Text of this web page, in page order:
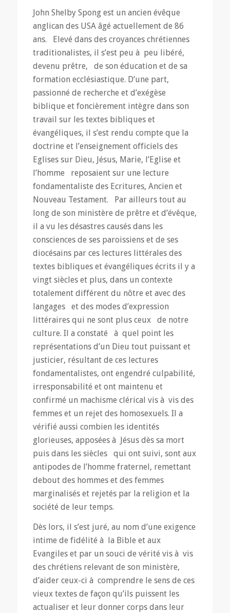
John Shelby Spong est un ancien évêque
anglican des USA âgé actuellement de 86
ans. Elevé dans des croyances chrétiennes
traditionalistes, il s’est peu à peu libéré,
devenu prêtre, de son éducation et de sa
formation ecclésiastique. D’une part,
passionné de recherche et d’exégèse
biblique et foncièrement intègre dans son
travail sur les textes bibliques et
évangéliques, il s’est rendu compte que la
doctrine et l’enseignement officiels des
Eglises sur Dieu, Jésus, Marie, l’Eglise et
l’homme reposaient sur une lecture
fondamentaliste des Ecritures, Ancien et
Nouveau Testament. Par ailleurs tout au
long de son ministère de prêtre et d’évêque,
il a vu les désastres causés dans les
consciences de ses paroissiens et de ses
diocésains par ces lectures littérales des
textes bibliques et évangéliques écrits il y a
vingt siècles et plus, dans un contexte
totalement différent du nôtre et avec des
langages et des modes d’expression
littéraires qui ne sont plus ceux de notre
culture. Il a constaté à quel point les
représentations d’un Dieu tout puissant et
justicier, résultant de ces lectures
fondamentalistes, ont engendré culpabilité,
irresponsabilité et ont maintenu et
confirmé un machisme clérical vis à vis des
femmes et un rejet des homosexuels. Il a
vérifié aussi combien les identités
glorieuses, apposées à Jésus dès sa mort
puis dans les siècles qui ont suivi, sont aux
antipodes de l’homme fraternel, remettant
debout des hommes et des femmes
marginalisés et rejetés par la religion et la
société de leur temps.
Dès lors, il s’est juré, au nom d’une exigence
intime de fidélité à la Bible et aux
Evangiles et par un souci de vérité vis à vis
des chrétiens relevant de son ministère,
d’aider ceux-ci à comprendre le sens de ces
vieux textes de façon qu’ils puissent les
actualiser et leur donner corps dans leur